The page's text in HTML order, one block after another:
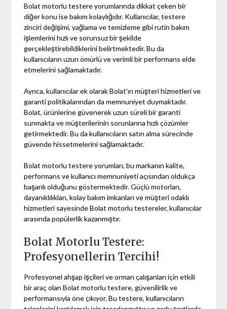
Bolat motorlu testere yorumlarında dikkat çeken bir
diğer konu ise bakım kolaylığıdır. Kullanıcılar, testere
zinciri değişimi, yağlama ve temizleme gibi rutin bakım
işlemlerini hızlı ve sorunsuz bir şekilde
gerçekleştirebildiklerini belirtmektedir. Bu da
kullanıcıların uzun ömürlü ve verimli bir performans elde
etmelerini sağlamaktadır.
Ayrıca, kullanıcılar ek olarak Bolat'ın müşteri hizmetleri ve
garanti politikalarından da memnuniyet duymaktadır.
Bolat, ürünlerine güvenerek uzun süreli bir garanti
sunmakta ve müşterilerinin sorunlarına hızlı çözümler
getirmektedir. Bu da kullanıcıların satın alma sürecinde
güvende hissetmelerini sağlamaktadır.
Bolat motorlu testere yorumları, bu markanın kalite,
performans ve kullanıcı memnuniyeti açısından oldukça
başarılı olduğunu göstermektedir. Güçlü motorları,
dayanıklılıkları, kolay bakım imkanları ve müşteri odaklı
hizmetleri sayesinde Bolat motorlu testereler, kullanıcılar
arasında popülerlik kazanmıştır.
Bolat Motorlu Testere:
Profesyonellerin Tercihi!
Profesyonel ahşap işçileri ve orman çalışanları için etkili
bir araç olan Bolat motorlu testere, güvenilirlik ve
performansıyla öne çıkıyor. Bu testere, kullanıcıların